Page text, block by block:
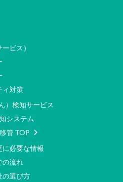
ビス）
ィ対策
）検知サービス
システム
管 TOP
に必要な情報
の流れ
の選び方